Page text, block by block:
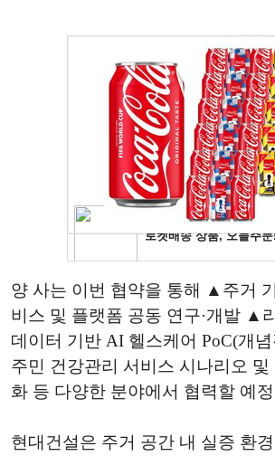
양 사는 이번 협약을 통해 ▲주거
비스 및 플랫폼 공동 연구·개발 ▲
데이터 기반 AI 헬스케어 PoC(개
주민 건강관리 서비스 시나리오 및
화 등 다양한 분야에서 협력할 예
현대건설은 주거 공간 내 실증 환